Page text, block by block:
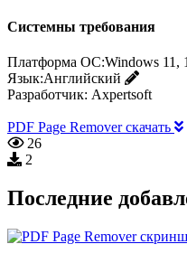
Системны требования
Платформа ОС:Windows 11,
Язык:Английский
Разработчик: Axpertsoft
PDF Page Remover скачать
26
2
Последние